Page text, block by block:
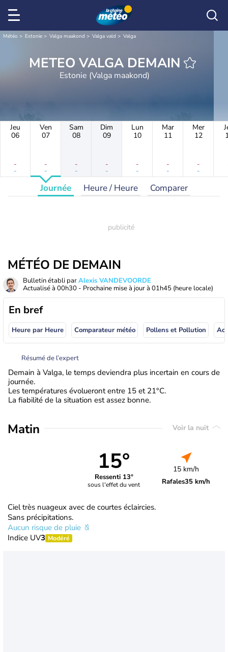
Météo Estonie Valga maakond Valga vald Valga
METEO VALGA DEMAIN
Estonie (Valga maakond)
Jeu
06
-
-
Ven
07
-
-
Sam
08
-
-
Dim
09
-
-
Lun
10
-
-
Mar
11
-
-
Mer
12
-
-
Journée Heure / Heure Comparer
MÉTÉO DE DEMAIN
Bulletin établi parAlexis VANDEVOORDE
Actualisé à 00h30 - Prochaine mise à jour à 01h45 (heure locale)
En bref
Heure par Heure Comparateur météo Pollens et Pollution
Résumé de l’expert
Demain à Valga, le temps deviendra plus incertain en cours de
journée.
Les températures évolueront entre 15 et 21°C.
La fiabilité de la situation est assez bonne.
Matin Voir la nuit
15°
Ressenti 13°
sous l'effet du vent
15 km/h
Rafales35 km/h
Ciel très nuageux avec de courtes éclaircies.
Sans précipitations.
Aucun risque de pluie
Indice UV3 Modéré